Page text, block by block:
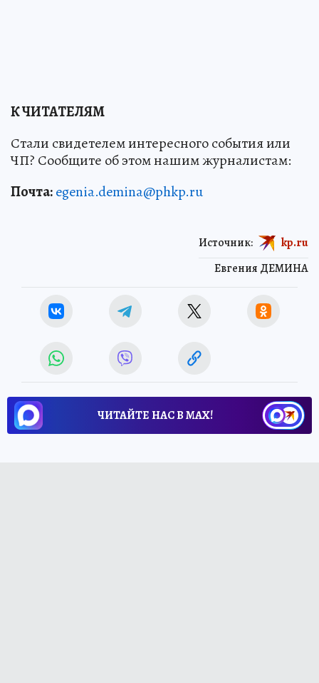
К ЧИТАТЕЛЯМ
Стали свидетелем интересного события или
ЧП? Сообщите об этом нашим журналистам:
Почта:egenia.demina@phkp.ru
Евгения ДЕМИНА
Источник: kp.ru
ЧИТАЙТЕ НАС В МАХ!